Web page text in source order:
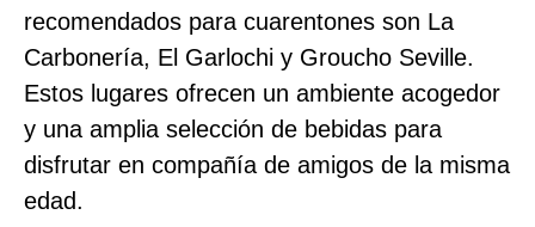
recomendados para cuarentones son La
Carbonería, El Garlochi y Groucho Seville.
Estos lugares ofrecen un ambiente acogedor
y una amplia selección de bebidas para
disfrutar en compañía de amigos de la misma
edad.